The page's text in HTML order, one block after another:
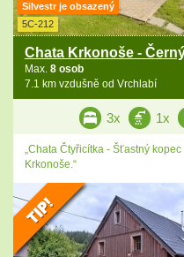
Silvestr je obsazený
5C-212
Chata Krkonoše -
Max. 8 osob
7.1 km vzdušně od Vrchlabí
3x 1x
„Chata Čtyřicítka - Šťastný
Krkonoše.“